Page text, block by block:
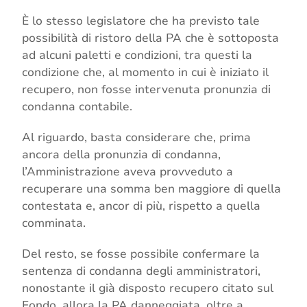
È lo stesso legislatore che ha previsto tale
possibilità di ristoro della PA che è sottoposta
ad alcuni paletti e condizioni, tra questi la
condizione che, al momento in cui è iniziato il
recupero, non fosse intervenuta pronunzia di
condanna contabile.
Al riguardo, basta considerare che, prima
ancora della pronunzia di condanna,
l’Amministrazione aveva provveduto a
recuperare una somma ben maggiore di quella
contestata e, ancor di più, rispetto a quella
comminata.
Del resto, se fosse possibile confermare la
sentenza di condanna degli amministratori,
nonostante il già disposto recupero citato sul